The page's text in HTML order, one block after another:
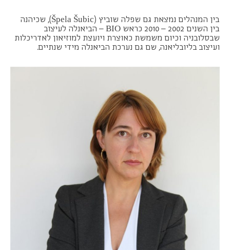
בין המנהלים נמצאת גם שפלה שוביץ (Špela Šubic), שכיהנה
בין השנים 2002 – 2010 כראש BIO – הביאנלה לעיצוב
שבסלובניה וכיום משמשת כאוצרת ויועצת למוזיאון לאדריכלות
ועיצוב בליובליאנה, שם גם נערכת הביאנלה מידי שנתיים.